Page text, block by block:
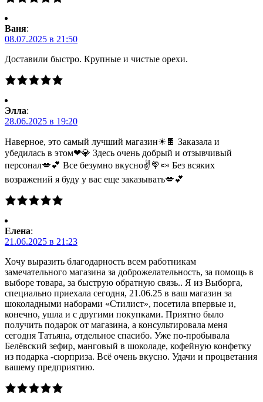
Ваня:
08.07.2025 в 21:50
Доставили быстро. Крупные и чистые орехи.
Элла:
28.06.2025 в 19:20
Наверное, это самый лучший магазин☀🍫 Заказала и
убедилась в этом❤💎 Здесь очень добрый и отзывчивый
персонал💋💕 Все безумно вкусно✌🍭🍬 Без всяких
возражений я буду у вас еще заказывать💋💕
Елена:
21.06.2025 в 21:23
Хочу выразить благодарность всем работникам
замечательного магазина за доброжелательность, за помощь в
выборе товара, за быструю обратную связь.. Я из Выборга,
специально приехала сегодня, 21.06.25 в ваш магазин за
шоколадными наборами «Стилист», посетила впервые и,
конечно, ушла и с другими покупками. Приятно было
получить подарок от магазина, а консультировала меня
сегодня Татьяна, отдельное спасибо. Уже по-пробывала
Белёвский зефир, манговый в шоколаде, кофейную конфетку
из подарка -сюрприза. Всё очень вкусно. Удачи и процветания
вашему предприятию.